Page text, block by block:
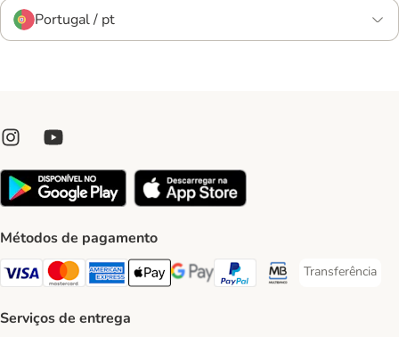
Portugal / pt
Métodos de pagamento
Visa Payment Method
Mastercard Payment Method
American Express Payment Method
Apple Pay Payment Method
Google Pay Payment Method
PayPal Payment Method
Multibanco Payment
Transferência
Transferência
Serviços de entrega